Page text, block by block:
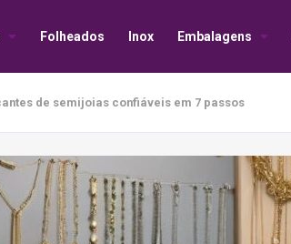
Folheados Inox Embalagens
de semijoias confiáveis em 7 passos